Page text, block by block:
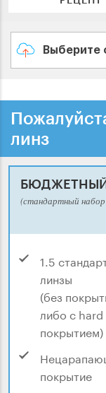
Выберите
линз
(стандартный набор
1.5
линзы
(без
либо с hard
покрытием)
покрытие